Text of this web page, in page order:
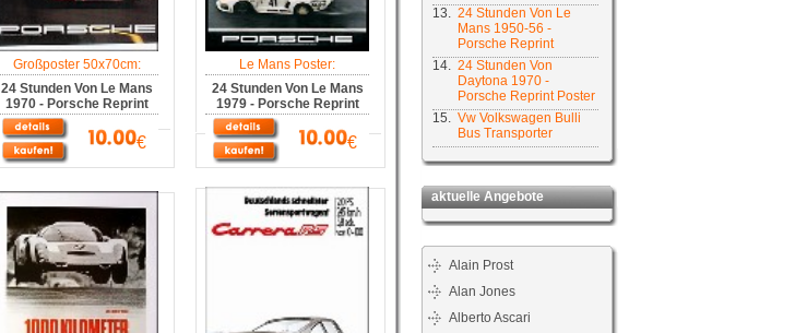
Großposter 50x70cm:
24 Stunden Von Le Mans
1970 - Porsche Reprint
€
Le Mans Poster:
24 Stunden Von Le Mans
1979 - Porsche Reprint
€
13. 24 Stunden Von Le
Mans 1950-56 -
Porsche Reprint
14. 24 Stunden Von
Daytona 1970 -
Porsche Reprint Poster
15. Vw Volkswagen Bulli
Bus Transporter
aktuelle Angebote
Alain Prost
Alan Jones
Alberto Ascari